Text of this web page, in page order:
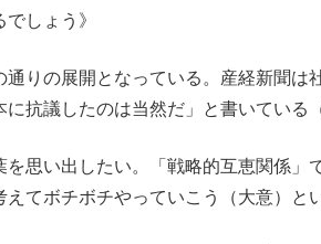
しょう》
りの展開となっている。産経新聞は
抗議したのは当然だ」と書いている
思い出したい。「戦略的互恵関係」
てボチボチやっていこう（大意）と